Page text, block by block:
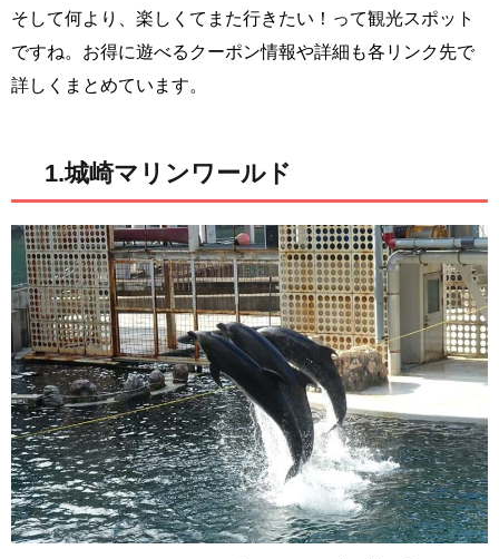
そして何より、楽しくてまた行きたい！って観光スポット
ですね。お得に遊べるクーポン情報や詳細も各リンク先で
詳しくまとめています。
1.城崎マリンワールド